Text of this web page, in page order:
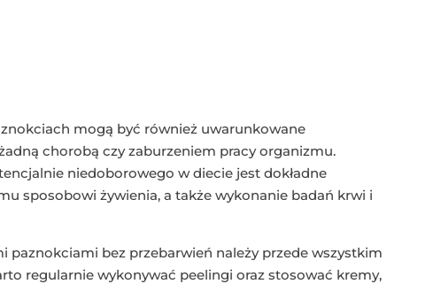
mogą być również uwarunkowane
chorobą czy zaburzeniem pracy organizmu.
niedoborowego w diecie jest dokładne
sposobowi żywienia, a także wykonanie badań krwi i
paznokciami bez przebarwień należy przede wszystkim
regularnie wykonywać peelingi oraz stosować kremy,